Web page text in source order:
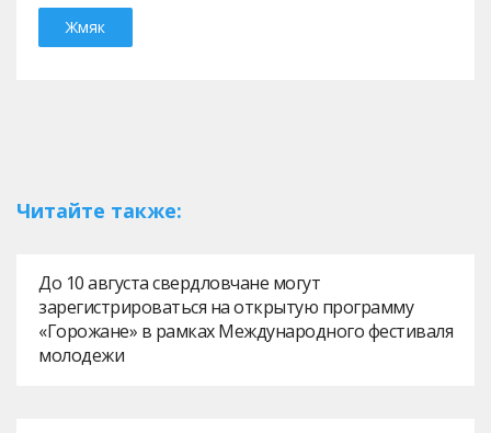
Читайте также:
До 10 августа свердловчане могут
зарегистрироваться на открытую программу
«Горожане» в рамках Международного фестиваля
молодежи